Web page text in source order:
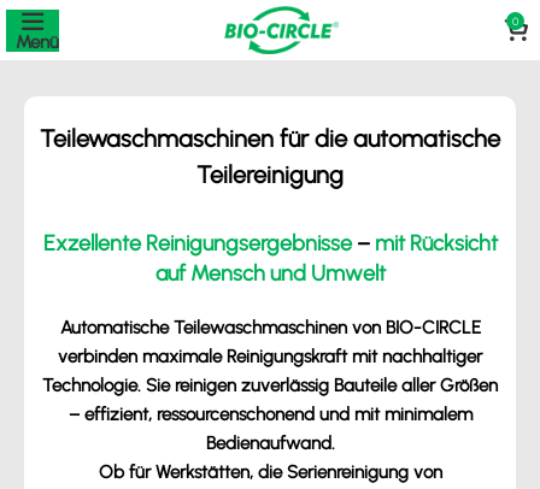
Menü
0
Teilewaschmaschinen für die automatische
Teilereinigung
Exzellente Reinigungsergebnisse– mit Rücksicht
auf Mensch und Umwelt
Automatische Teilewaschmaschinen von BIO-CIRCLE
verbinden maximale Reinigungskraft mit nachhaltiger
Technologie. Sie reinigen zuverlässig Bauteile aller Größen
– effizient, ressourcenschonend und mit minimalem
Bedienaufwand.
Ob für Werkstätten, die Serienreinigung von